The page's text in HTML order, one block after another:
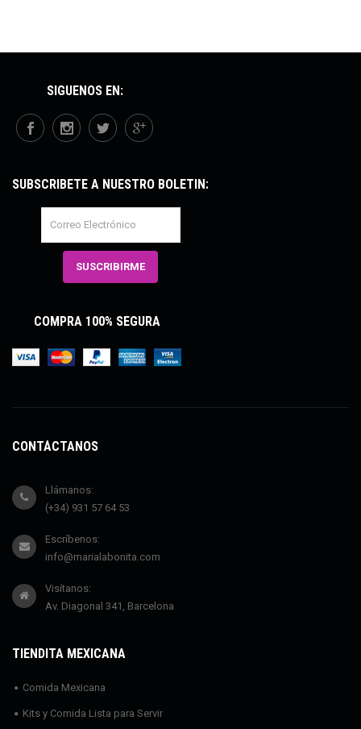
SÍGUENOS EN:
SUBSCRÍBETE A NUESTRO BOLETÍN:
COMPRA 100% SEGURA
CONTÁCTANOS
Llámanos:
(+34) 931 57 64 53
Escríbenos:
info@marialabonita.com
Visítanos:
Av. Diagonal 341, Barcelona
TIENDITA MEXICANA
Comida Mexicana
Kits y Comida Lista para Servir